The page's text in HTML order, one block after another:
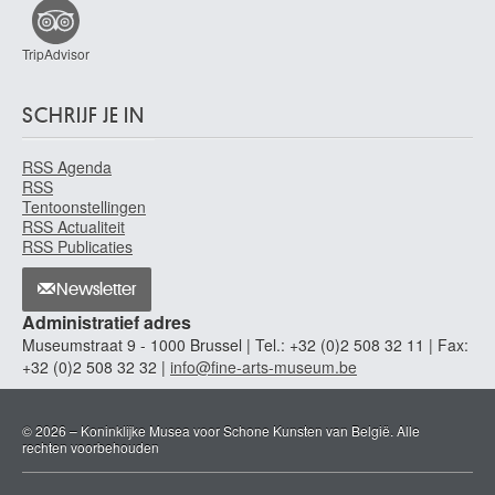
TripAdvisor
SCHRIJF JE IN
RSS Agenda
RSS
Tentoonstellingen
RSS Actualiteit
RSS Publicaties
Newsletter
Administratief adres
Museumstraat 9 - 1000 Brussel | Tel.: +32 (0)2 508 32 11 | Fax:
+32 (0)2 508 32 32 | info@fine-arts-museum.be
© 2026 – Koninklijke Musea voor Schone Kunsten van België. Alle
rechten voorbehouden